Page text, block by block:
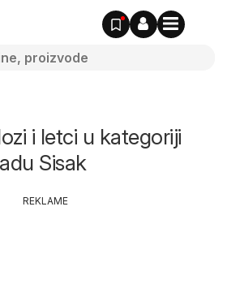
i letci u kategoriji
Sisak
REKLAME